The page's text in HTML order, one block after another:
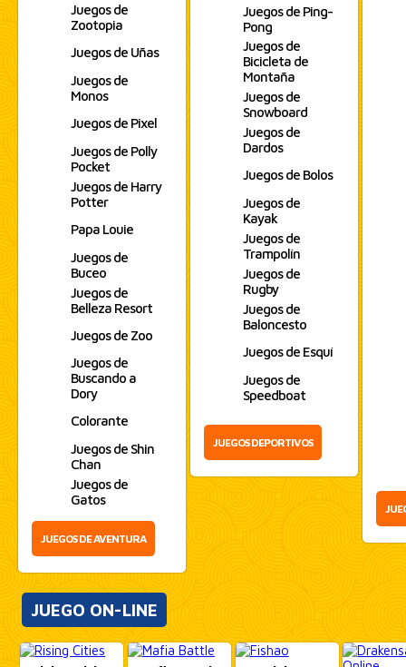
Juegos de
Zootopia
Juegos de Uñas
Juegos de
Monos
Juegos de Pixel
Juegos de Polly
Pocket
Juegos de Harry
Potter
Papa Louie
Juegos de
Buceo
Juegos de
Belleza Resort
Juegos de Zoo
Juegos de
Buscando a
Dory
Colorante
Juegos de Shin
Chan
Juegos de
Gatos
JUEGOS DE AVENTURA
Juegos de Ping-
Pong
Juegos de
Bicicleta de
Montaña
Juegos de
Snowboard
Juegos de
Dardos
Juegos de Bolos
Juegos de
Kayak
Juegos de
Trampolín
Juegos de
Rugby
Juegos de
Baloncesto
Juegos de Esquí
Juegos de
Speedboat
JUEGOS DEPORTIVOS
JUEGO ON-LINE